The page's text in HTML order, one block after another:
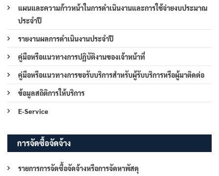
แผนและความก้าวหน้าในการดำเนินงานและการใช้จ่ายงบประมาณ
ประจำปี
รายงานผลการดำเนินงานประจำปี
คู่มือหรือแนวทางการปฏิบัติงานของเจ้าหน้าที่
คู่มือหรือแนวทางการขอรับบริการสำหรับผู้รับบริการหรือผู้มาติดต่อ
ข้อมูลสถิติการให้บริการ
E-Service
การจัดซื้อจัดจ้าง
รายการการจัดซื้อจัดจ้างหรือการจัดหาพัสดุ